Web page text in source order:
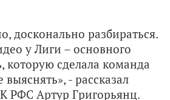
досконально разбираться.
у Лиги – основного
которую сделала команда
выяснять», - рассказал
РФС Артур Григорьянц.